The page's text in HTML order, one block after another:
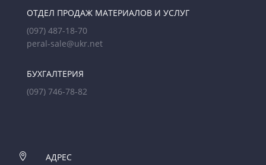
ОТДЕЛ ПРОДАЖ МАТЕРИАЛОВ И УСЛУГ
(097) 487-18-70
peral-sale@ukr.net
БУХГАЛТЕРИЯ
(097) 746-78-82

АДРЕС